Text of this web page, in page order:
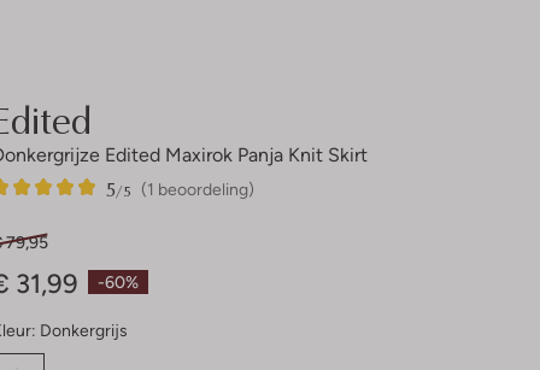
Edited Maxirok Panja Knit Skirt
(1 beoordeling)
5/5
-60%
79,95
31,99
Donkergrijs